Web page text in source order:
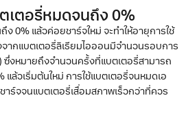
เตอรี่หมดจนถึง 0%
0% แล้วค่อยชาร์จใหม่ จะทำให้อายุการใช้
ากแบตเตอรี่ลิเธียมไอออนมีจำนวนรอบการ
ซึ่งหมายถึงจำนวนครั้งที่แบตเตอรี่สามารถ
แล้วเริ่มต้นใหม่ การใช้แบตเตอรี่จนหมดเอ
าร์จจนแบตเตอรี่เสื่อมสภาพเร็วกว่าที่ควร